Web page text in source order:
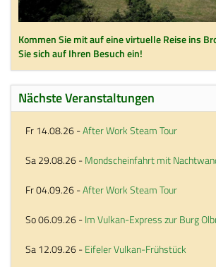
Kommen Sie mit auf eine virtuelle Reise ins
Sie sich auf Ihren Besuch ein!
Nächste Veranstaltungen
Fr 14.08.26-After Work Steam Tour
Sa 29.08.26-Mondscheinfahrt mit
Fr 04.09.26-After Work Steam Tour
So 06.09.26-Im Vulkan-Express zur Burg
Sa 12.09.26-Eifeler Vulkan-Frühstück